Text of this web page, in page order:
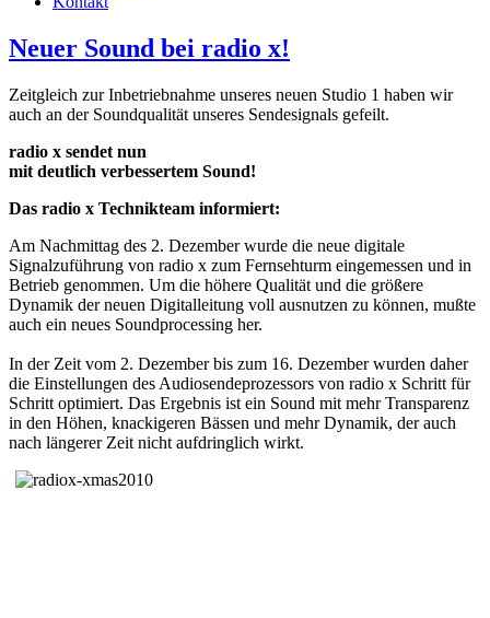
Neuer Sound bei radio x!
Zeitgleich zur Inbetriebnahme unseres neuen Studio 1 haben wir
auch an der Soundqualität unseres Sendesignals gefeilt.
radio x sendet nun
mit deutlich verbessertem Sound!
Das radio x Technikteam informiert:
Am Nachmittag des 2. Dezember wurde die neue digitale
Signalzuführung von radio x zum Fernsehturm eingemessen und in
Betrieb genommen. Um die höhere Qualität und die größere
Dynamik der neuen Digitalleitung voll ausnutzen zu können, mußte
auch ein neues Soundprocessing her.
In der Zeit vom 2. Dezember bis zum 16. Dezember wurden daher
die Einstellungen des Audiosendeprozessors von radio x Schritt für
Schritt optimiert. Das Ergebnis ist ein Sound mit mehr Transparenz
in den Höhen, knackigeren Bässen und mehr Dynamik, der auch
nach längerer Zeit nicht aufdringlich wirkt.